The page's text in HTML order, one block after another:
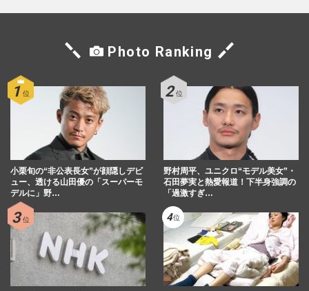
Photo Ranking
小栗旬の“非公表長女”が顔隠しデビ
ュー、透ける山田優の「スーパーモ
デルに」野…
野村周平、ユニクロ“モデル美女”・
石田夢実と熱愛報道！下半身強調の
「過激すぎ…